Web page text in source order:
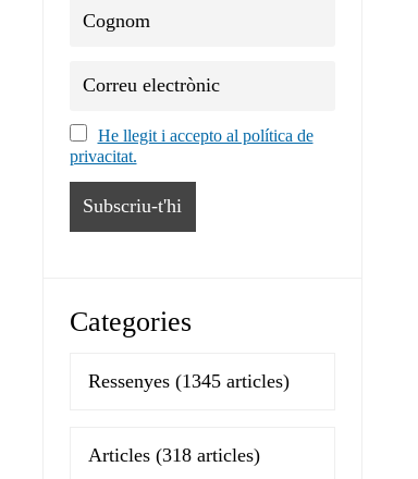
He llegit i accepto al política de
privacitat.
Categories
Ressenyes (1345 articles)
Articles (318 articles)